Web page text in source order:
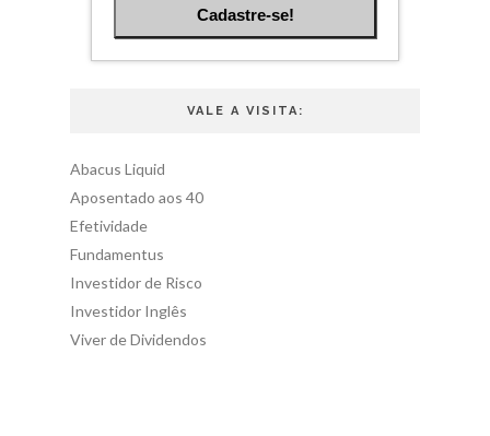
VALE A VISITA:
Abacus Liquid
Aposentado aos 40
Efetividade
Fundamentus
Investidor de Risco
Investidor Inglês
Viver de Dividendos